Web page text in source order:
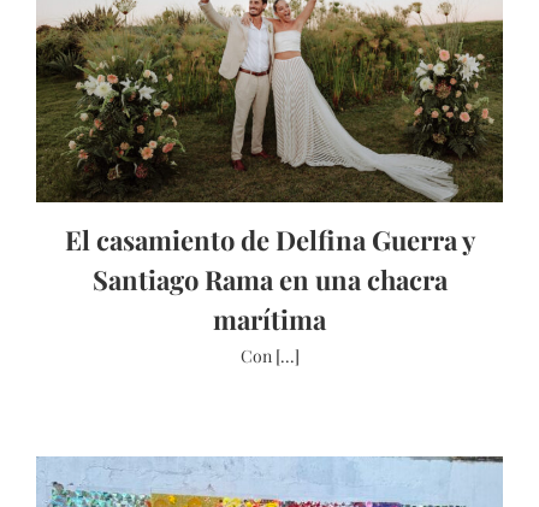
El casamiento de Delfina Guerra y
Santiago Rama en una chacra
marítima
Con [...]